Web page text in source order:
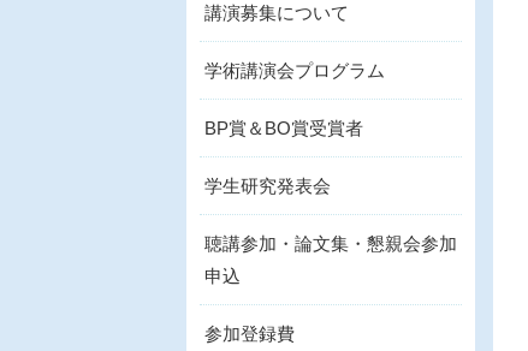
講演募集について
学術講演会プログラム
BP賞＆BO賞受賞者
学生研究発表会
聴講参加・論文集・懇親会参加
申込
参加登録費